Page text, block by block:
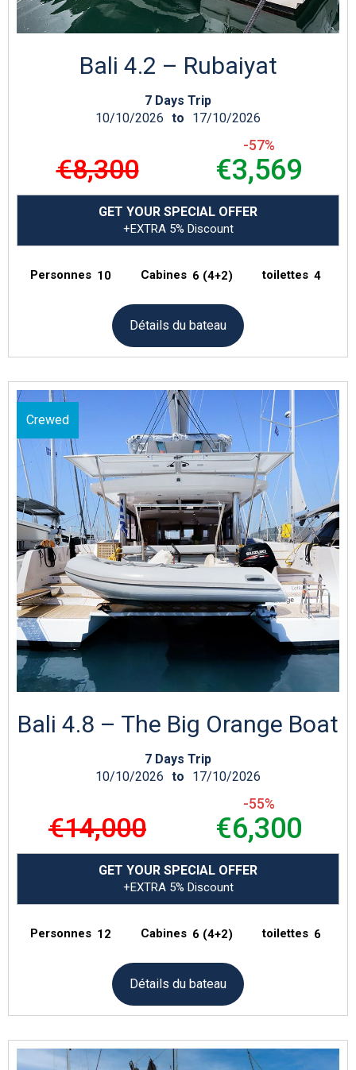
Bali 4.2 – Rubaiyat
7 Days Trip
10/10/2026 to 17/10/2026
€8,300
-57%
€3,569
GET YOUR SPECIAL OFFER
+EXTRA 5% Discount
Personnes 10 Cabines 6 (4+2) toilettes 4
Détails du bateau
Crewed
Bali 4.8 – The Big Orange Boat
7 Days Trip
10/10/2026 to 17/10/2026
€14,000
-55%
€6,300
GET YOUR SPECIAL OFFER
+EXTRA 5% Discount
Personnes 12 Cabines 6 (4+2) toilettes 6
Détails du bateau